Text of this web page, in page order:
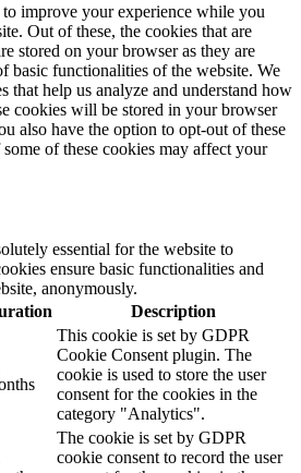
improve your experience while you
Out of these, the cookies that are
stored on your browser as they are
basic functionalities of the website. We
that help us analyze and understand how
cookies will be stored in your browser
also have the option to opt-out of these
of these cookies may affect your
essential for the website to
ensure basic functionalities and
anonymously.
Description
This cookie is set by GDPR
Cookie Consent plugin. The
cookie is used to store the user
consent for the cookies in the
category "Analytics".
The cookie is set by GDPR
cookie consent to record the user